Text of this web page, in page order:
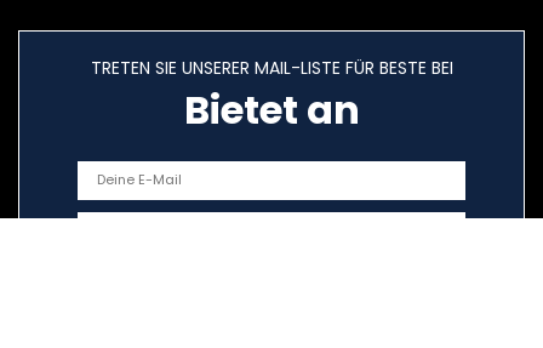
TRETEN SIE UNSERER MAIL-LISTE FÜR BESTE BEI
Bietet an